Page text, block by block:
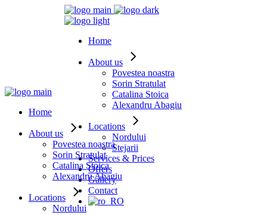
Home
About us
Povestea noastra
Sorin Stratulat
Catalina Stoica
Alexandru Abagiu
Locations
Nordului
Stejarii
Services & Prices
Offers
Gallery
Contact
Home
About us
Povestea noastra
Sorin Stratulat
Catalina Stoica
Alexandru Abagiu
Locations
Nordului